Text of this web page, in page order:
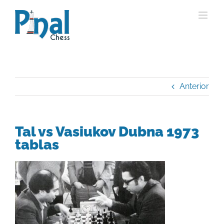
contenido
Anterior
Tal vs Vasiukov Dubna 1973
tablas